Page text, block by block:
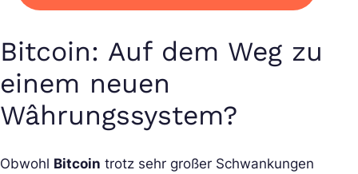
Bitcoin: Auf dem Weg zu
einem neuen
Wâhrungssystem?
Obwohl Bitcoin trotz sehr großer Schwankungen